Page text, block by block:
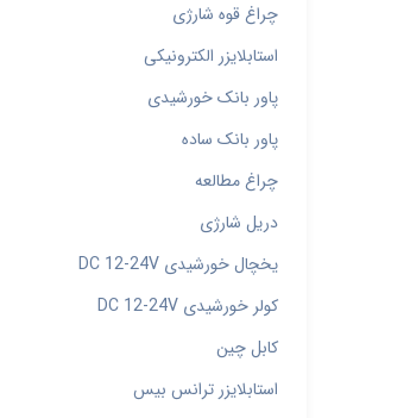
چراغ قوه شارژی
استابلایزر الکترونیکی
پاور بانک خورشیدی
پاور بانک ساده
چراغ مطالعه
دریل شارژی
یخچال خورشیدی DC 12-24V
کولر خورشیدی DC 12-24V
کابل چین
استابلایزر ترانس بیس